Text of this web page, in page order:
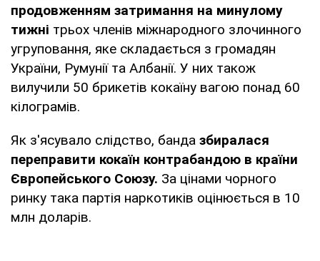
продовженням затримання на минулому
тижні трьох членів міжнародного злочинного
угруповання, яке складається з громадян
України, Румунії та Албанії. У них також
вилучили 50 брикетів кокаїну вагою понад 60
кілограмів.
Як з'ясувало слідство, банда збиралася
переправити кокаїн контрабандою в країни
Європейського Союзу. За цінами чорного
ринку така партія наркотиків оцінюється в 10
млн доларів.